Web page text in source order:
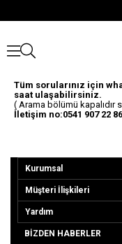
Tüm sorularınız için
saat ulaşabilirsiniz.
( Arama bölümü
İletişim no:0541 907 22 86
Kurumsal
Müşteri İlişkileri
Yardım
BIZDEN HABERLER